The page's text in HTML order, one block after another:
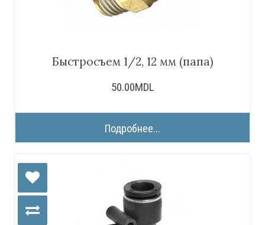
Быстросъем 1/2, 12 мм (папа)
50.00MDL
Подробнее...